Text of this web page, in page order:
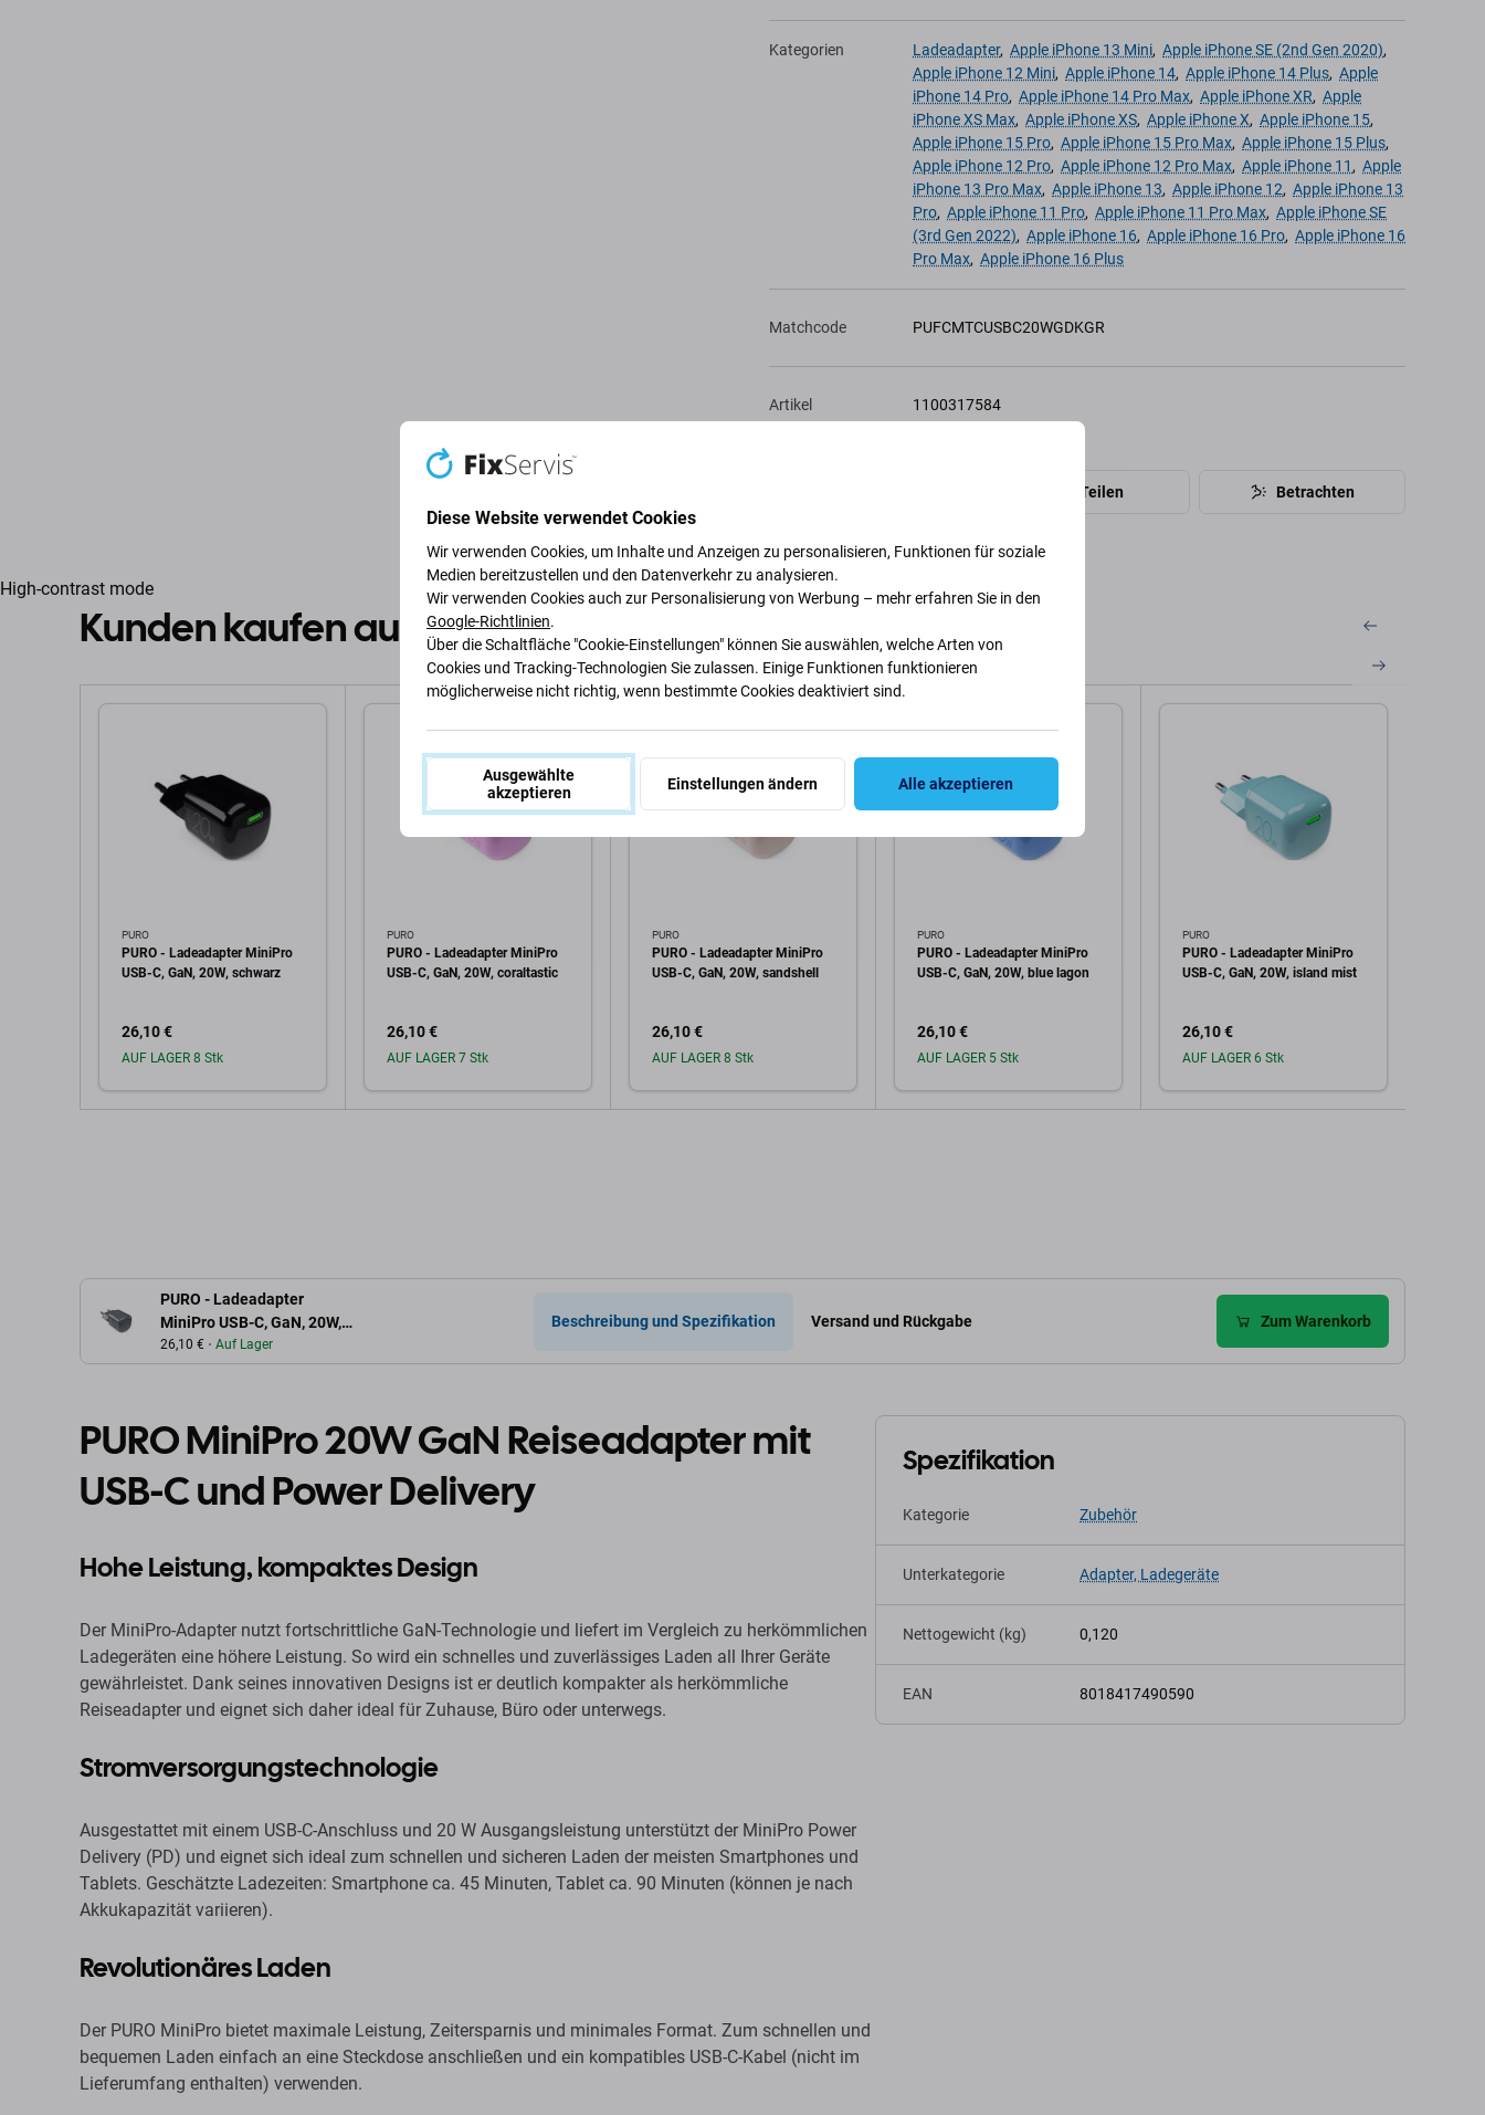
Kategorien Ladeadapter, Apple iPhone 13 Mini, Apple iPhone SE (2nd Gen 2020),
Apple iPhone 12 Mini, Apple iPhone 14, Apple iPhone 14 Plus, Apple
iPhone 14 Pro, Apple iPhone 14 Pro Max, Apple iPhone XR, Apple
iPhone XS Max, Apple iPhone XS, Apple iPhone X, Apple iPhone 15,
Apple iPhone 15 Pro, Apple iPhone 15 Pro Max, Apple iPhone 15 Plus,
Apple iPhone 12 Pro, Apple iPhone 12 Pro Max, Apple iPhone 11 , Apple
iPhone 13 Pro Max, Apple iPhone 13, Apple iPhone 12, Apple iPhone 13
Pro, Apple iPhone 11 Pro, Apple iPhone 11 Pro Max, Apple iPhone SE
(3rd Gen 2022), Apple iPhone 16, Apple iPhone 16 Pro, Apple iPhone 16
Pro Max, Apple iPhone 16 Plus
Matchcode PUFCMTCUSBC20WGDKGR
Artikel 1100317584
Teilen Betrachten
High-contrast mode
Kunden kaufen auch
PURO
PURO - Ladeadapter MiniPro
USB-C, GaN, 20W, schwarz
26,10 €
AUF LAGER 8 Stk
PURO
PURO - Ladeadapter MiniPro
USB-C, GaN, 20W, coraltastic
26,10 €
AUF LAGER 7 Stk
PURO
PURO - Ladeadapter MiniPro
USB-C, GaN, 20W, sandshell
26,10 €
AUF LAGER 8 Stk
PURO
PURO - Ladeadapter MiniPro
USB-C, GaN, 20W, blue lagon
26,10 €
AUF LAGER 5 Stk
PURO
PURO - Ladeadapter MiniPro
USB-C, GaN, 20W, island mist
26,10 €
AUF LAGER 6 Stk
PURO - Ladeadapter
MiniPro USB-C, GaN, 20W,
black oyster
26,10 € Auf Lager
Beschreibung und Spezifikation Versand und Rückgabe Zum Warenkorb
PURO MiniPro 20W GaN Reiseadapter mit
USB-C und Power Delivery
Hohe Leistung, kompaktes Design
Der MiniPro-Adapter nutzt fortschrittliche GaN-Technologie und liefert im Vergleich zu herkömmlichen
Ladegeräten eine höhere Leistung. So wird ein schnelles und zuverlässiges Laden all Ihrer Geräte
gewährleistet. Dank seines innovativen Designs ist er deutlich kompakter als herkömmliche
Reiseadapter und eignet sich daher ideal für Zuhause, Büro oder unterwegs.
Stromversorgungstechnologie
Ausgestattet mit einem USB-C-Anschluss und 20 W Ausgangsleistung unterstützt der MiniPro Power
Delivery (PD) und eignet sich ideal zum schnellen und sicheren Laden der meisten Smartphones und
Tablets. Geschätzte Ladezeiten: Smartphone ca. 45 Minuten, Tablet ca. 90 Minuten (können je nach
Akkukapazität variieren).
Revolutionäres Laden
Der PURO MiniPro bietet maximale Leistung, Zeitersparnis und minimales Format. Zum schnellen und
bequemen Laden einfach an eine Steckdose anschließen und ein kompatibles USB-C-Kabel (nicht im
Lieferumfang enthalten) verwenden.
Spezifikation
Kategorie Zubehör
Unterkategorie Adapter, Ladegeräte
Nettogewicht (kg) 0,120
EAN 8018417490590
Diese Website verwendet Cookies
Wir verwenden Cookies, um Inhalte und Anzeigen zu personalisieren, Funktionen für soziale
Medien bereitzustellen und den Datenverkehr zu analysieren.
Wir verwenden Cookies auch zur Personalisierung von Werbung – mehr erfahren Sie in den
Google-Richtlinien.
Über die Schaltfläche "Cookie-Einstellungen" können Sie auswählen, welche Arten von
Cookies und Tracking-Technologien Sie zulassen. Einige Funktionen funktionieren
möglicherweise nicht richtig, wenn bestimmte Cookies deaktiviert sind.
Ausgewählte
akzeptieren
Einstellungen ändern Alle akzeptieren